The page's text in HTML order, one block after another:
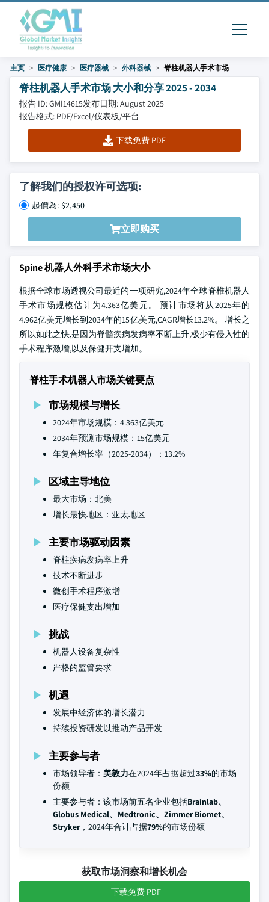
主页 医疗健康 医疗器械 外科器械 脊柱机器人手术市场
脊柱机器人手术市场 大小和分享 2025 - 2034
报告 ID: GMI14615发布日期: August 2025
报告格式: PDF/Excel/仪表板/平台
下载免费 PDF
了解我们的授权许可选项:
起價為: $2,450
立即购买
Spine 机器人外科手术市场大小
根据全球市场透视公司最近的一项研究,2024年全球脊椎机器人
手术市场规模估计为4.363亿美元。 预计市场将从2025年的
4.962亿美元增长到2034年的15亿美元,CAGR增长13.2%。 增长之
所以如此之快,是因为脊髓疾病发病率不断上升,极少有侵入性的
手术程序激增,以及保健开支增加。
脊柱手术机器人市场关键要点
市场规模与增长
2024年市场规模：4.363亿美元
2034年预测市场规模：15亿美元
年复合增长率（2025-2034）：13.2%
区域主导地位
最大市场：北美
增长最快地区：亚太地区
主要市场驱动因素
脊柱疾病发病率上升
技术不断进步
微创手术程序激增
医疗保健支出增加
挑战
机器人设备复杂性
严格的监管要求
机遇
发展中经济体的增长潜力
持续投资研发以推动产品开发
主要参与者
市场领导者： 美敦力在2024年占据超过33%的市场
份额
主要参与者：该市场前五名企业包括Brainlab、
Globus Medical、Medtronic、Zimmer Biomet、
Stryker，2024年合计占据79%的市场份额
获取市场洞察和增长机会
下载免费 PDF